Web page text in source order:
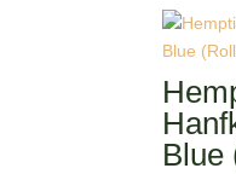
Blue